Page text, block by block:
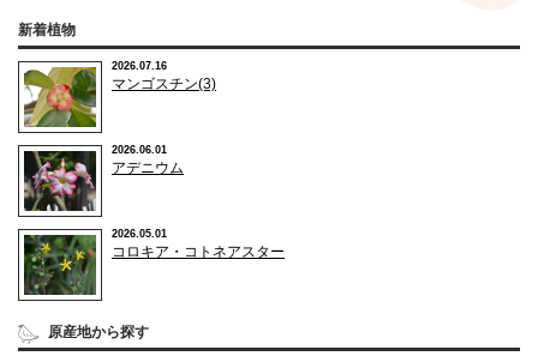
新着植物
2026.07.16
マンゴスチン(3)
2026.06.01
アデニウム
2026.05.01
コロキア・コトネアスター
原産地から探す